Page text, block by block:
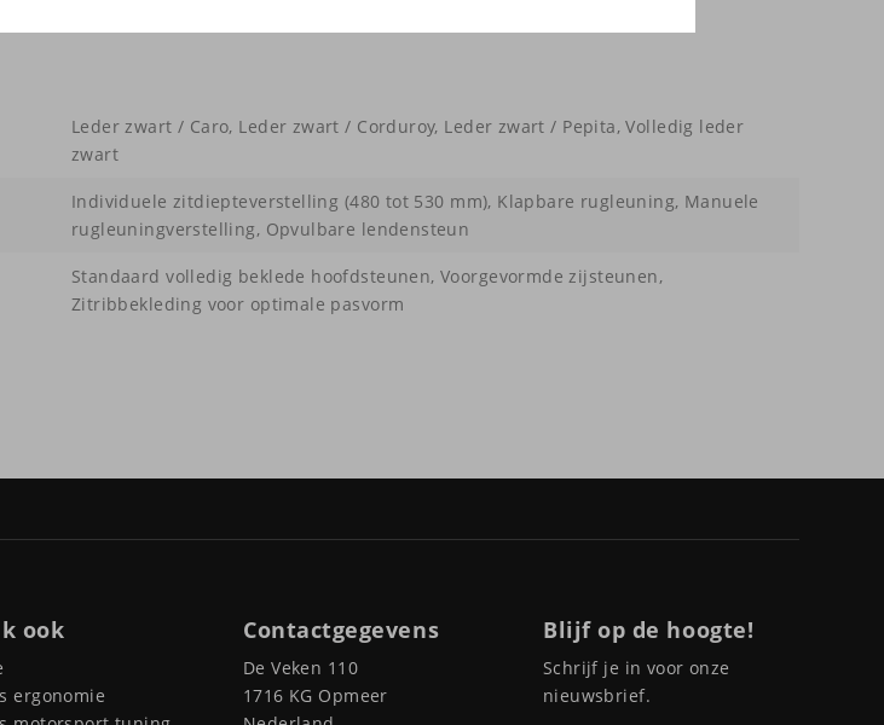
Leder zwart / Caro, Leder zwart / Corduroy, Leder zwart / Pepita, Volledig leder
zwart
Individuele zitdiepteverstelling (480 tot 530 mm), Klapbare rugleuning, Manuele
rugleuningverstelling, Opvulbare lendensteun
Standaard volledig beklede hoofdsteunen, Voorgevormde zijsteunen,
Zitribbekleding voor optimale pasvorm
ook
ergonomie
Contactgegevens
De Veken 110
1716 KG Opmeer
Blijf op de hoogte!
Schrijf je in voor onze
nieuwsbrief.